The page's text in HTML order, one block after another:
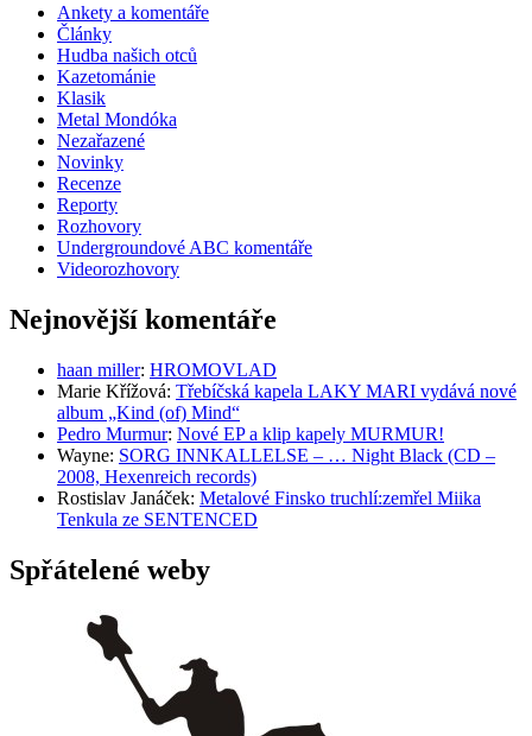
Ankety a komentáře
Články
Hudba našich otců
Kazetománie
Klasik
Metal Mondóka
Nezařazené
Novinky
Recenze
Reporty
Rozhovory
Undergroundové ABC komentáře
Videorozhovory
Nejnovější komentáře
haan miller: HROMOVLAD
Marie Křížová: Třebíčská kapela LAKY MARI vydává nové
album „Kind (of) Mind“
Pedro Murmur: Nové EP a klip kapely MURMUR!
Wayne: SORG INNKALLELSE – … Night Black (CD –
2008, Hexenreich records)
Rostislav Janáček: Metalové Finsko truchlí:zemřel Miika
Tenkula ze SENTENCED
Spřátelené weby